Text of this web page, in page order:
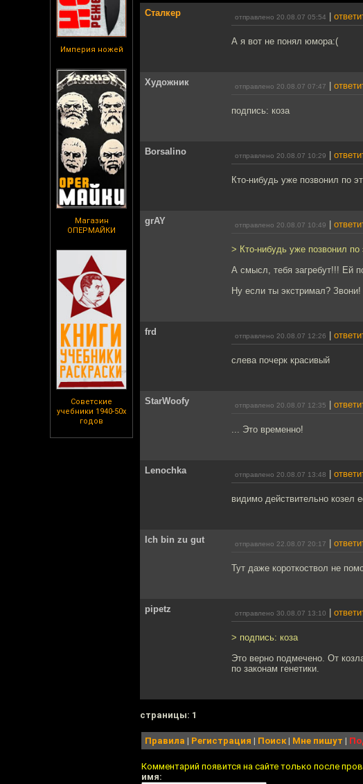
Империя ножей
Магазин
ОПЕРМАЙКИ
Советские
учебники 1940-50х
годов
Сталкер отправлено 20.08.07 05:54
А я вот не понял юмора:(
Художник отправлено 20.08.07 07:47
подпись: коза
Borsalino отправлено 20.08.07 10:29
Кто-нибудь уже позвонил по
grAY отправлено 20.08.07 10:49
> Кто-нибудь уже позвонил
А смысл, тебя загребут!!! Ей
Ну если ты экстримал?
frd отправлено 20.08.07 12:26
слева почерк красивый
StarWoofy отправлено 20.08.07 12:35
... Это временно!
Lenochka отправлено 20.08.07 13:48
видимо действительно козел
Ich bin zu gut отправлено 22.08.07 20:17
Тут даже короткоствол не
pipetz отправлено 30.08.07 13:10
> подпись: коза
Это верно подмечено. От
по законам генетики.
cтраницы: 1
Правила | Регистрация | Поиск| Мне пишут |
Комментарий появится на сайте только после
имя: